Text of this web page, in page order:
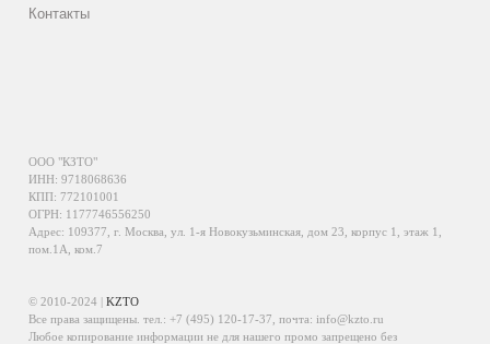
Контакты
ООО "КЗТО"
ИНН: 9718068636
КПП: 772101001
ОГРН: 1177746556250
Адрес: 109377, г. Москва, ул. 1-я Новокузьминская, дом 23, корпус 1, этаж 1,
пом.1А, ком.7
© 2010-2024 |KZTO
Все права защищены. тел.: +7 (495) 120-17-37 , почта: info@kzto.ru
Любое копирование информации не для нашего промо запрещено без